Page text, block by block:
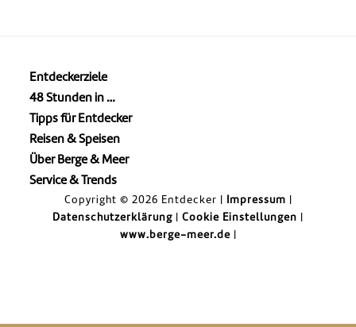
Entdeckerziele
48 Stunden in …
Tipps für Entdecker
Reisen & Speisen
Über Berge & Meer
Service & Trends
Copyright © 2026 Entdecker | Impressum
Datenschutzerklärung
Cookie Einstellungen
www.berge-meer.de|